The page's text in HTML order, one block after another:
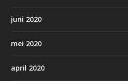
juni 2020
mei 2020
april 2020